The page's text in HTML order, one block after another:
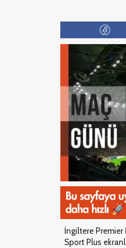
İngiltere Premier
Sport Plus